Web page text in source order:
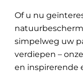
Of u nu
simpelweg uw
verdiepen –
en inspirerende